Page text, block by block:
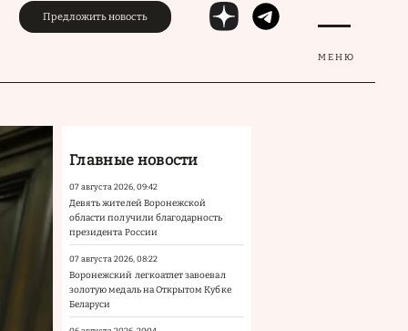
МЕНЮ
Предложить новость
Главные новости
07 августа 2026, 09:42
Девять жителей Воронежской
области получили благодарность
президента России
07 августа 2026, 08:22
Воронежский легкоатлет завоевал
золотую медаль на Открытом Кубке
Беларуси